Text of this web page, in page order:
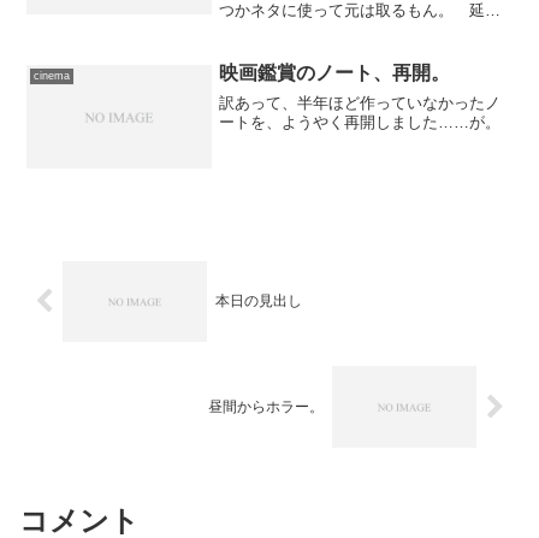
つかネタに使って元は取るもん。 延々
経由で届いたもので、現物を引っ張り出
すのが面倒なので記憶を頼...
cinema 映画鑑賞のノート、再開。
訳あって、半年ほど作っていなかったノ
ートを、ようやく再開しました……が。
本日の見出し
昼間からホラー。
コメント